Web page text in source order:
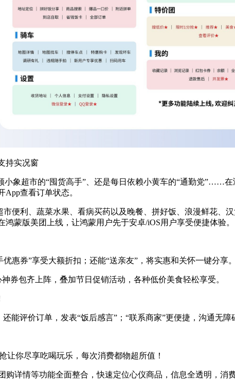
持实况窗
象超市的“囤货高手”、还是每日依赖小黄车的“通勤党”……
App查看订单状态。
便利、蔬菜水果、看病买药以及晚餐、拼好饭、浪漫鲜花、
蒙版美团上线，让鸿蒙用户先于安卓/iOS用户享受便捷体验。
惠券”享受大额折扣；还能“送亲友”，将实惠和关怀一键分享。
券包齐上阵，叠加节日促销活动，各种低价美食轻松享受。
能评价订单，发表“饭后感言”；“联系商家”更便捷，沟通无障
你尽享吃喝玩乐，每次消费都物超所值！
详情等功能全面整合，快速定位心仪商品，信息全透明，消费